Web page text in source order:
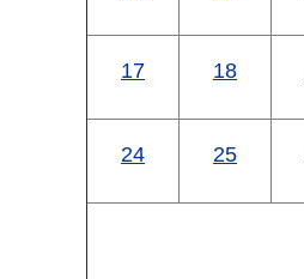
17 18
24 25